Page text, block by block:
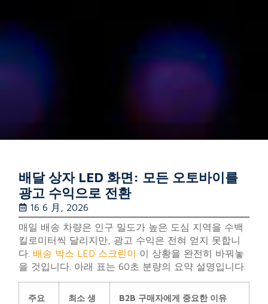
배달 상자 LED 화면: 모든 오토바이를
광고 수익으로 전환
16 6 月, 2026
매일 배송 차량은 인구 밀도가 높은 도심 지역을 수백
킬로미터씩 달리지만, 광고 수익은 전혀 얻지 못합니
다. 배송 박스 LED 스크린이 이 상황을 완전히 바꿔놓
을 것입니다. 아래 표는 60초 분량의 요약 설명입니다.
주요
최소 생
B2B 구매자에게 중요한 이유